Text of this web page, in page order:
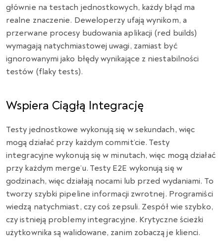
głównie na testach jednostkowych, każdy błąd ma
realne znaczenie. Deweloperzy ufają wynikom, a
przerwane procesy budowania aplikacji (red builds)
wymagają natychmiastowej uwagi, zamiast być
ignorowanymi jako błędy wynikające z niestabilności
testów (flaky tests).
Wspiera Ciągłą Integrację
Testy jednostkowe wykonują się w sekundach, więc
mogą działać przy każdym commit’cie. Testy
integracyjne wykonują się w minutach, więc mogą działać
przy każdym merge’u. Testy E2E wykonują się w
godzinach, więc działają nocami lub przed wydaniami. To
tworzy szybki pipeline informacji zwrotnej. Programiści
wiedzą natychmiast, czy coś zepsuli. Zespół wie szybko,
czy istnieją problemy integracyjne. Krytyczne ścieżki
użytkownika są walidowane, zanim zobaczą je klienci.